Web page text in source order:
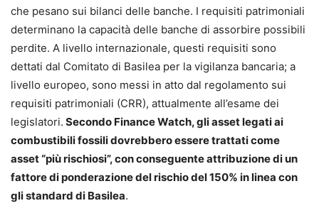
che pesano sui bilanci delle banche. I requisiti patrimoniali
determinano la capacità delle banche di assorbire possibili
perdite. A livello internazionale, questi requisiti sono
dettati dal Comitato di Basilea per la vigilanza bancaria; a
livello europeo, sono messi in atto dal regolamento sui
requisiti patrimoniali (CRR), attualmente all’esame dei
legislatori. Secondo Finance Watch, gli asset legati ai
combustibili fossili dovrebbero essere trattati come
asset “più rischiosi”, con conseguente attribuzione di un
fattore di ponderazione del rischio del 150% in linea con
gli standard di Basilea.